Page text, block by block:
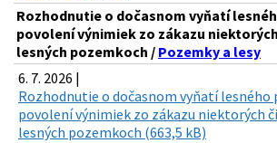
Rozhodnutie o dočasnom vyňatí
povolení výnimiek zo zákazu
lesných pozemkoch / Pozemky a lesy
6. 7. 2026 |
Rozhodnutie o dočasnom vyňatí lesného
povolení výnimiek zo zákazu niektorých
lesných pozemkoch (663,5 kB)